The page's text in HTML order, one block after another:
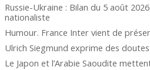
Russie-Ukraine : Bilan du 5 août 2026
nationaliste
Humour. France Inter vient de
Ulrich Siegmund exprime des
Le Japon et l’Arabie Saoudite